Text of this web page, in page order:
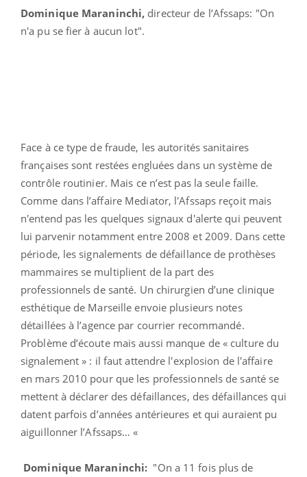
Dominique Maraninchi, directeur de l’Afssaps: "On
n'a pu se fier à aucun lot".
Face à ce type de fraude, les autorités sanitaires
françaises sont restées engluées dans un système de
contrôle routinier. Mais ce n’est pas la seule faille.
Comme dans l’affaire Mediator, l'Afssaps reçoit mais
n'entend pas les quelques signaux d'alerte qui peuvent
lui parvenir notamment entre 2008 et 2009. Dans cette
période, les signalements de défaillance de prothèses
mammaires se multiplient de la part des
professionnels de santé. Un chirurgien d’une clinique
esthétique de Marseille envoie plusieurs notes
détaillées à l’agence par courrier recommandé.
Problème d’écoute mais aussi manque de « culture du
signalement » : il faut attendre l'explosion de l'affaire
en mars 2010 pour que les professionnels de santé se
mettent à déclarer des défaillances, des défaillances qui
datent parfois d’années antérieures et qui auraient pu
aiguillonner l’Afssaps… «
Dominique Maraninchi: "On a 11 fois plus de